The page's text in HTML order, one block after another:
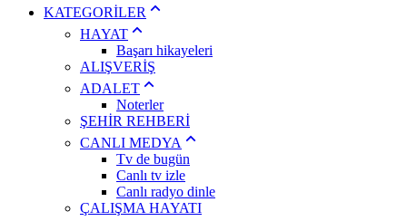
KATEGORİLER
HAYAT
Başarı hikayeleri
ALIŞVERİŞ
ADALET
Noterler
ŞEHİR REHBERİ
CANLI MEDYA
Tv de bugün
Canlı tv izle
Canlı radyo dinle
ÇALIŞMA HAYATI